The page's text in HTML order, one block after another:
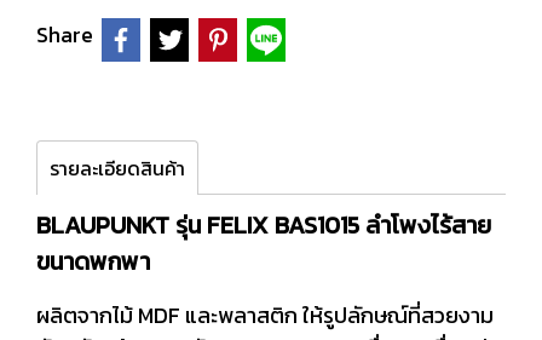
Share
รายละเอียดสินค้า
BLAUPUNKT รุ่น FELIX BAS1015 ลำโพงไร้สาย
ขนาดพกพา
ผลิตจากไม้ MDF และพลาสติก ให้รูปลักษณ์ที่สวยงาม